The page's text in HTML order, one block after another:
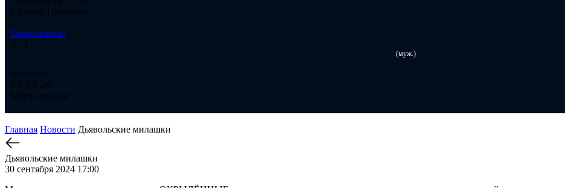
г. Санкт-Петербург
Окрылённые
2 - 1
(муж.)
Монолит
0:1 0:0 2:0
Матч окончен
Главная Новости Дьявольские милашки
Дьявольские милашки
30 сентября 2024 17:00